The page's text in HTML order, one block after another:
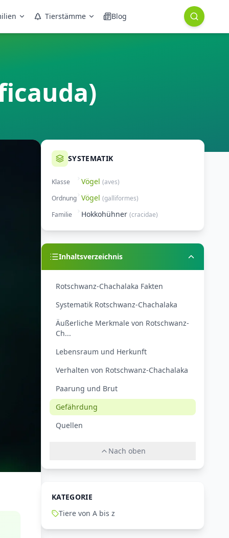
Tierstämme Blog
SYSTEMATIK
Klasse Vögel (aves)
Ordnung Vögel (galliformes)
Familie
Hokkohühner (cracidae)
Inhaltsverzeichnis
Rotschwanz-Chachalaka Fakten
Systematik Rotschwanz-Chachalaka
Äußerliche Merkmale von Rotschwanz-
Ch...
Lebensraum und Herkunft
Verhalten von Rotschwanz-Chachalaka
Paarung und Brut
Gefährdung
Quellen
Nach oben
KATEGORIE
Tiere von A bis z